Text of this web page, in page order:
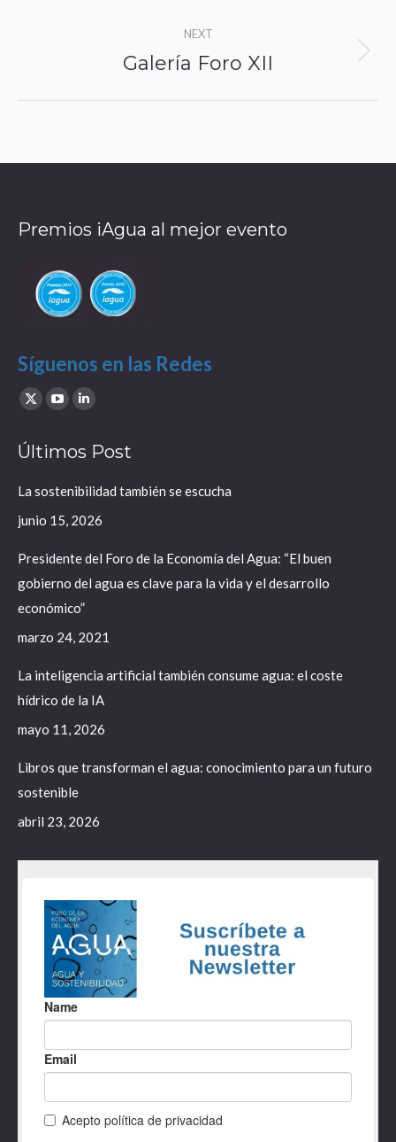
NEXT
Next
Galería Foro XII
Premios iAgua al mejor evento
Síguenos en las Redes
Find us on:
X
opens
window
YouTube
opens
window
Linkedin
opens
window
Últimos Post
La sostenibilidad también se escucha
junio 15, 2026
Presidente del Foro de la Economía del Agua: “El buen
gobierno del agua es clave para la vida y el desarrollo
económico”
marzo 24, 2021
La inteligencia artificial también consume agua: el coste
hídrico de la IA
mayo 11, 2026
Libros que transforman el agua: conocimiento para un futuro
sostenible
abril 23, 2026